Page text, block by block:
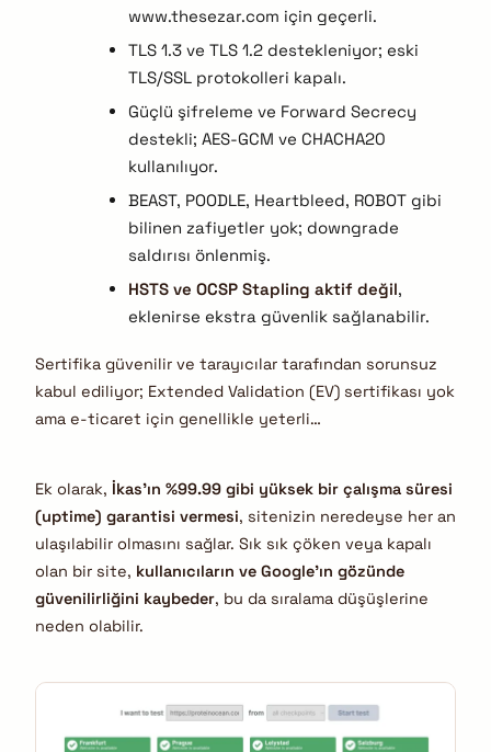
www.thesezar.com için geçerli.
TLS 1.3 ve TLS 1.2 destekleniyor; eski
TLS/SSL protokolleri kapalı.
Güçlü şifreleme ve Forward Secrecy
destekli; AES-GCM ve CHACHA20
kullanılıyor.
BEAST, POODLE, Heartbleed, ROBOT gibi
bilinen zafiyetler yok; downgrade
saldırısı önlenmiş.
HSTS ve OCSP Stapling aktif değil,
eklenirse ekstra güvenlik sağlanabilir.
Sertifika güvenilir ve tarayıcılar tarafından sorunsuz
kabul ediliyor; Extended Validation (EV) sertifikası yok
ama e-ticaret için genellikle yeterli…
Ek olarak, İkas’ın %99.99 gibi yüksek bir çalışma süresi
(uptime) garantisi vermesi, sitenizin neredeyse her an
ulaşılabilir olmasını sağlar. Sık sık çöken veya kapalı
olan bir site, kullanıcıların ve Google’ın gözünde
güvenilirliğini kaybeder, bu da sıralama düşüşlerine
neden olabilir.